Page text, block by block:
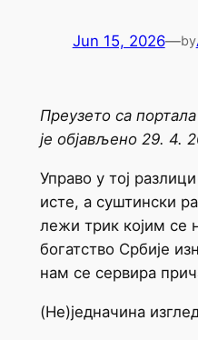
Jun 15, 2026—by
Преузето са портала
је објављено 29. 4.
Управо у тој
исте, а суштински
лежи трик којим се
богатство Србије
нам се сервира
(Не)једначина